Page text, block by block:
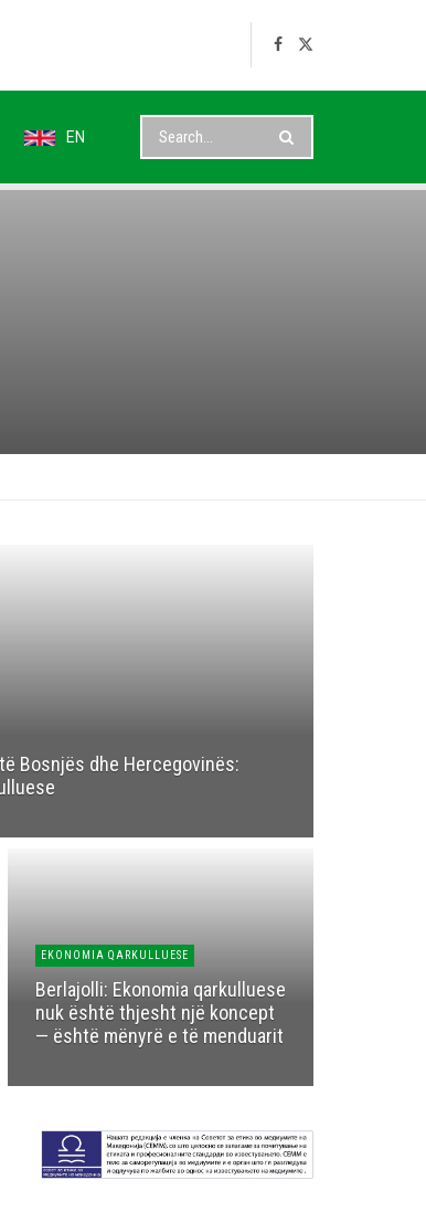
EN
Bosnjës dhe Hercegovinës:
EKONOMIA QARKULLUESE
Berlajolli: Ekonomia qarkulluese
nuk është thjesht një koncept
— është mënyrë e të menduarit